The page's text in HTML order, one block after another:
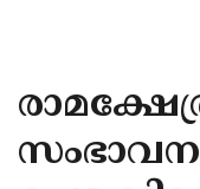
KANNUR
KASARAGOD